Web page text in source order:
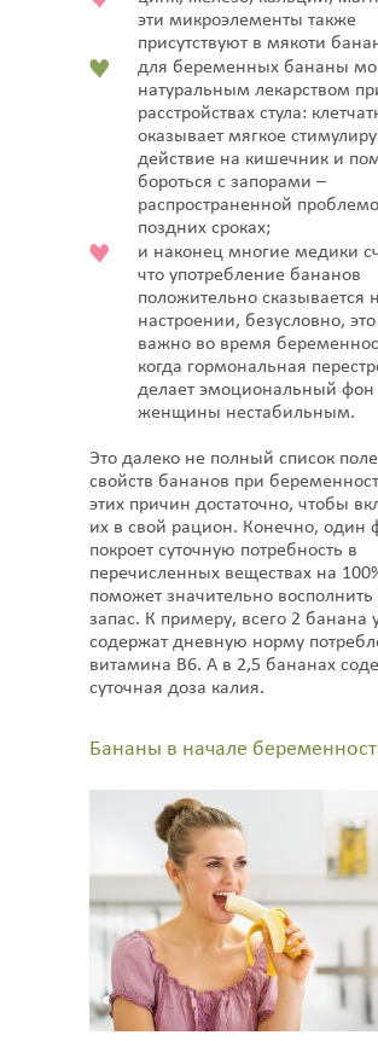
эти микроэлементы также
присутствуют в мякоти
для беременных бананы
натуральным лекарством
расстройствах стула:
оказывает мягкое
действие на кишечник и
бороться с запорами –
распространенной
поздних сроках;
и наконец многие медики
что употребление бананов
положительно сказывается
настроении, безусловно,
важно во время
когда гормональная
делает эмоциональный фон
женщины нестабильным.
Это далеко не полный список
свойств бананов при
этих причин достаточно, чтобы
их в свой рацион. Конечно, один
покроет суточную потребность в
перечисленных веществах на
поможет значительно восполнить
запас. К примеру, всего 2 банана
содержат дневную норму
витамина В6. А в 2,5 бананах
суточная доза калия.
Бананы в начале